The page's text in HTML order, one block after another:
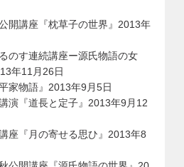
開講座『枕草子の世界』2013年
のす連続講座ー源氏物語の女
年11月26日
家物語』2013年9月5日
演『道長と定子』2013年9月12
座『月の寄せる思ひ』2013年8